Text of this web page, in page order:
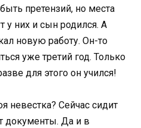
претензий, но места
у них и сын родился. А
новую работу. Он-то
уже третий год. Только
для этого он учился!
невестка? Сейчас сидит
документы. Да и в